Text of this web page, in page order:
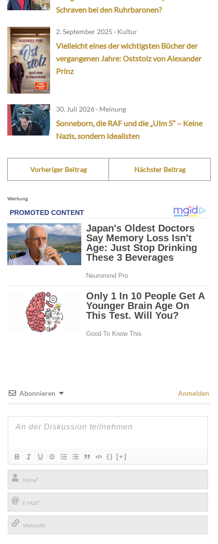
Schraven bei den Ruhrbaronen?
2. September 2025 · Kultur
Vielleicht eines der wichtigsten Bücher der
vergangenen Jahre: Oststolz von Alexander
Prinz
30. Juli 2026 · Meinung
Sonneborn, die RAF und die „Ulm 5“ – Keine
Nazis, sondern Idealisten
Vorheriger Beitrag Nächster Beitrag
Werbung
Abonnieren Anmelden
{} [+]
Name*
E-
Mail*